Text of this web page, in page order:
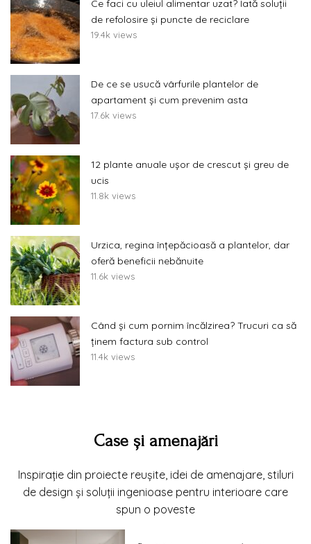
Ce faci cu uleiul alimentar uzat? Iată soluții
de refolosire și puncte de reciclare
19.4k views
De ce se usucă vârfurile plantelor de
apartament și cum prevenim asta
17.6k views
12 plante anuale ușor de crescut și greu de
ucis
11.8k views
Urzica, regina înțepăcioasă a plantelor, dar
oferă beneficii nebănuite
11.6k views
Când și cum pornim încălzirea? Trucuri ca să
ținem factura sub control
11.4k views
Case și amenajări
Inspirație din proiecte reușite, idei de amenajare, stiluri
de design și soluții ingenioase pentru interioare care
spun o poveste